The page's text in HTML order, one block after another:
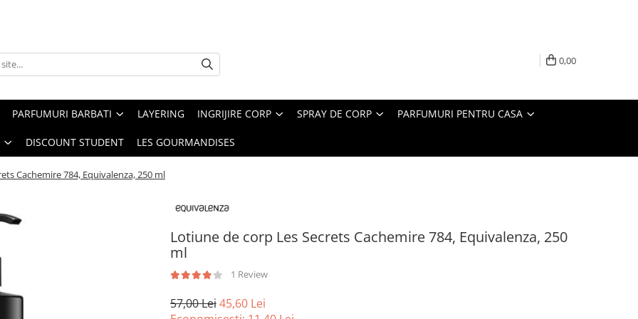
0,00
PARFUMURI BARBATI LAYERING INGRIJIRE CORP SPRAY DE CORP PARFUMURI PENTRU CASA
DISCOUNT STUDENT LES GOURMANDISES
Cachemire 784, Equivalenza, 250 ml
Lotiune de corp Les Secrets Cachemire 784, Equivalenza, 250
ml
1 Review
57,00 Lei45,60 Lei